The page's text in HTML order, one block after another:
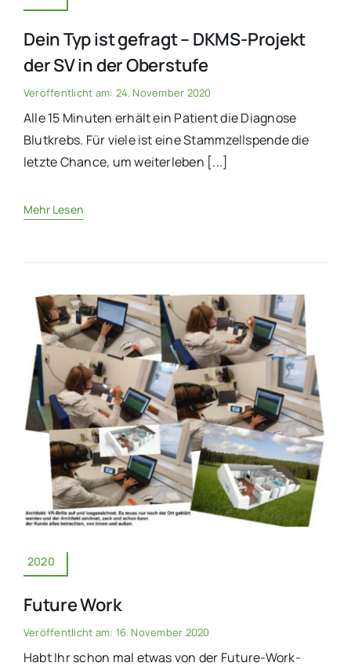
Dein Typ ist gefragt – DKMS-Projekt
der SV in der Oberstufe
Veröffentlicht am: 24. November 2020
Alle 15 Minuten erhält ein Patient die Diagnose
Blutkrebs. Für viele ist eine Stammzellspende die
letzte Chance, um weiterleben [...]
Mehr Lesen
2020
Future Work
Veröffentlicht am: 16. November 2020
Habt Ihr schon mal etwas von der Future-Work-